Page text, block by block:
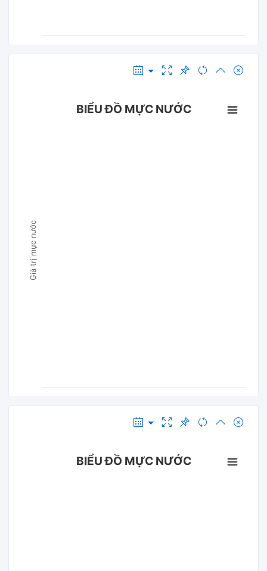
Giá trị mực nước
BIỂU ĐỒ MỰC NƯỚC
BIỂU ĐỒ MỰC NƯỚC